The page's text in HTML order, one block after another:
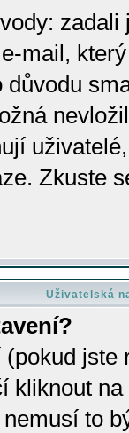
mail,
Zkuste
Uživatelská
kliknout
to